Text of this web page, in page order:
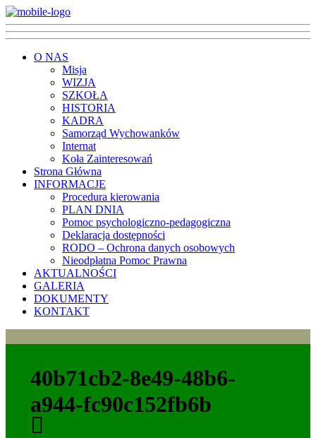
O NAS
Misja
WIZJA
SZKOŁA
HISTORIA
KADRA
Samorząd Wychowanków
Internat
Koła Zainteresowań
Strona Główna
INFORMACJE
Procedura kierowania
PLAN DNIA
Pomoc psychologiczno-pedagogiczna
Deklaracja dostępności
RODO – Ochrona danych osobowych
Nieodpłatna Pomoc Prawna
AKTUALNOŚCI
GALERIA
DOKUMENTY
KONTAKT
40b71cb2-8e49-48b6-
a944-fc90c152fb6b